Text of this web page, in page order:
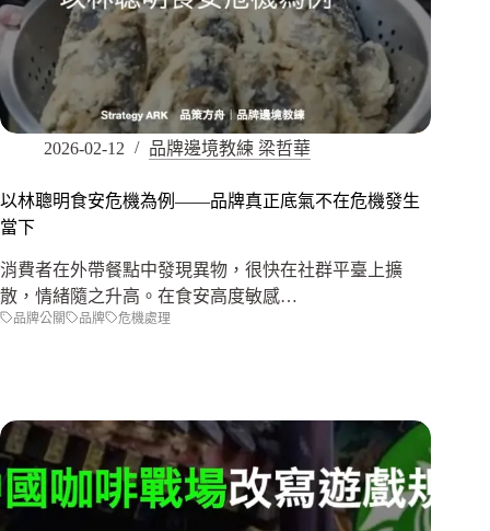
2026-02-12 品牌邊境教練 梁哲華
以林聰明食安危機為例——品牌真正底氣不在危機發生
當下
消費者在外帶餐點中發現異物，很快在社群平臺上擴
散，情緒隨之升高。在食安高度敏感…
品牌公關 品牌 危機處理